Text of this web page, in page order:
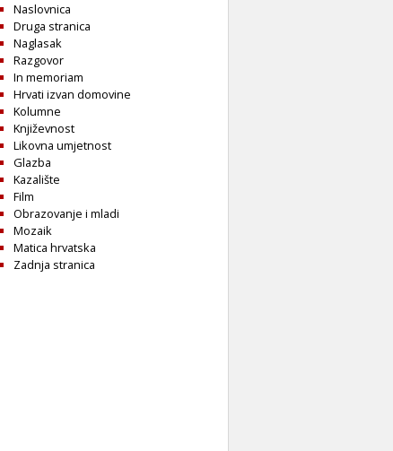
Naslovnica
Druga stranica
Naglasak
Razgovor
In memoriam
Hrvati izvan domovine
Kolumne
Književnost
Likovna umjetnost
Glazba
Kazalište
Film
Obrazovanje i mladi
Mozaik
Matica hrvatska
Zadnja stranica